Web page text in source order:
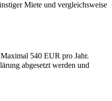
Miete und vergleichsweise
540 EUR pro Jahr.
abgesetzt werden und